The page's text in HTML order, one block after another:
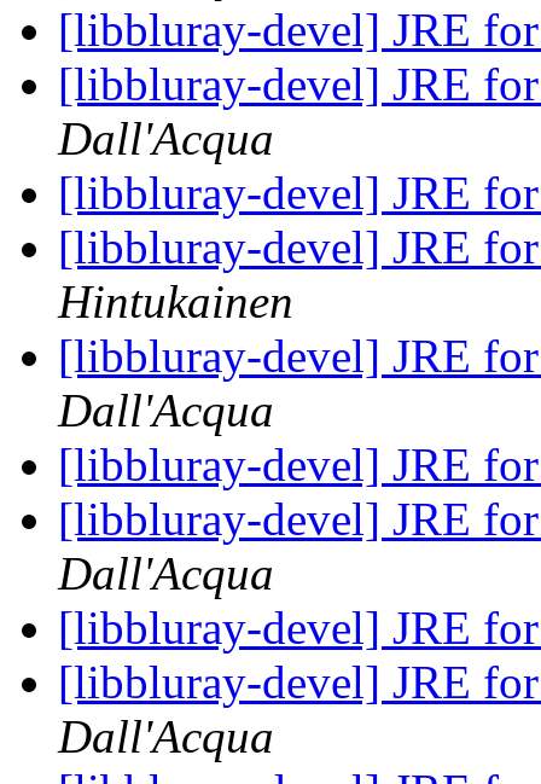
[libbluray-devel] JRE
[libbluray-devel] JRE
Dall'Acqua
[libbluray-devel] JRE
[libbluray-devel] JRE
Hintukainen
[libbluray-devel] JRE
Dall'Acqua
[libbluray-devel] JRE
[libbluray-devel] JRE
Dall'Acqua
[libbluray-devel] JRE
[libbluray-devel] JRE
Dall'Acqua